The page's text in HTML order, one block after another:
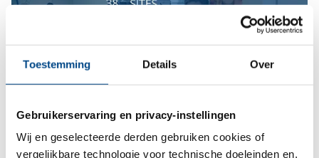
Toestemming Details Over
Gebruikerservaring en privacy-instellingen
Wij en geselecteerde derden gebruiken cookies of
vergelijkbare technologie voor technische doeleinden en,
29.10.2021
GBA Group reaches another
milestone